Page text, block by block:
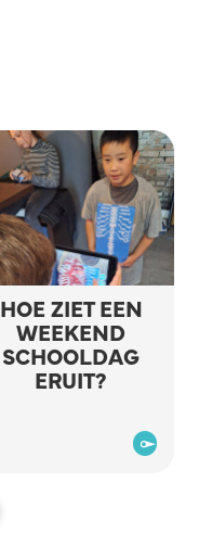
HOE ZIET EEN
WEEKEND​
SCHOOL​DAG
ERUIT?